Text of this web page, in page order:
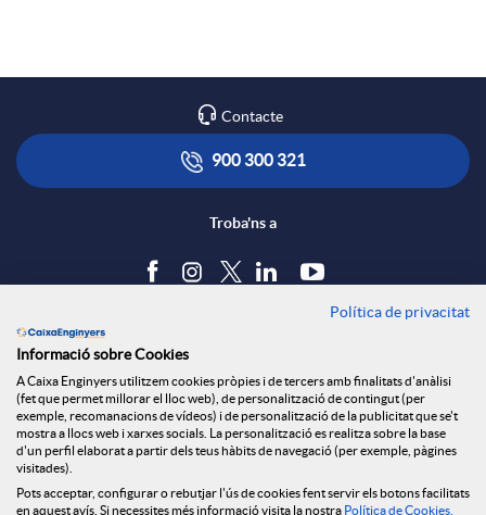
r
x
s
S
o
i
c
i
ó
a
l
Contacte
900 300 321
Troba'ns a
Política de cookies
Avís legal
Seguretat Online
Canal denúncies
Política de privacitat
Informació sobre Cookies
A Caixa Enginyers utilitzem cookies pròpies i de tercers amb finalitats d'anàlisi
(fet que permet millorar el lloc web), de personalització de contingut (per
exemple, recomanacions de vídeos) i de personalització de la publicitat que se't
mostra a llocs web i xarxes socials. La personalització es realitza sobre la base
d'un perfil elaborat a partir dels teus hàbits de navegació (per exemple, pàgines
visitades).
Pots acceptar, configurar o rebutjar l'ús de cookies fent servir els botons facilitats
en aquest avís. Si necessites més informació visita la nostra Política de Cookies